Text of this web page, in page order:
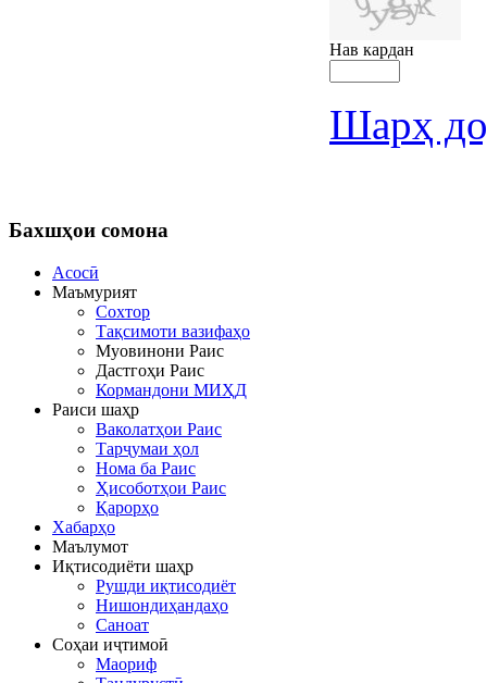
Нав кардан
Шарҳ
Бахшҳои сомона
Асосӣ
Маъмурият
Сохтор
Тақсимоти вазифаҳо
Муовинони Раис
Дастгоҳи Раис
Кормандони МИҲД
Раиси шаҳр
Ваколатҳои Раис
Тарҷумаи ҳол
Нома ба Раис
Ҳисоботҳои Раис
Қарорҳо
Хабарҳо
Маълумот
Иқтисодиёти шаҳр
Рушди иқтисодиёт
Нишондиҳандаҳо
Саноат
Соҳаи иҷтимоӣ
Маориф